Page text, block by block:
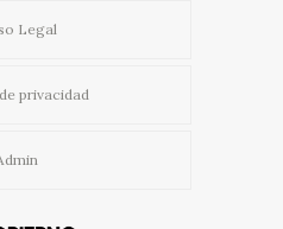
Legal
privacidad